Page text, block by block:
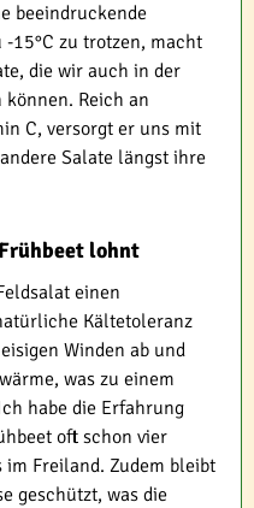
beeindruckende
-15°C zu trotzen, macht
die wir auch in der
Reich an
C, versorgt er uns mit
Salate längst ihre
lohnt
einen
Kältetoleranz
Winden ab und
was zu einem
habe die Erfahrung
oft schon vier
Freiland. Zudem bleibt
geschützt, was die